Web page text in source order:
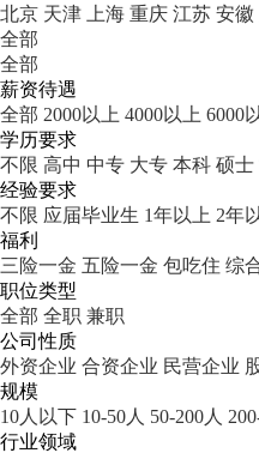
北京 天津 上海 重庆 江苏 安徽
全部
全部
薪资待遇
全部 2000以上 4000以上 6000
学历要求
不限 高中 中专 大专 本科 硕士
经验要求
不限 应届毕业生 1年以上 2年
福利
三险一金 五险一金 包吃住 综
职位类型
全部 全职 兼职
公司性质
外资企业 合资企业 民营企业
规模
10人以下 10-50人 50-200人
行业领域